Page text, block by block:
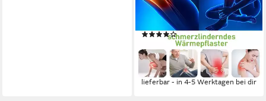
Schmerzpflaster für Knie,
Nacken, Schulter, Rücken (18
St), wärmend, zur
Schmerzlinderung
(25)
ab 14,95 € UVP19,95 €
(0,83 €/ 1 Stk)
-25%
lieferbar - in 4-5 Werktagen bei dir